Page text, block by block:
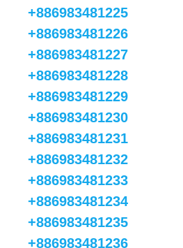
+886983481225
+886983481226
+886983481227
+886983481228
+886983481229
+886983481230
+886983481231
+886983481232
+886983481233
+886983481234
+886983481235
+886983481236